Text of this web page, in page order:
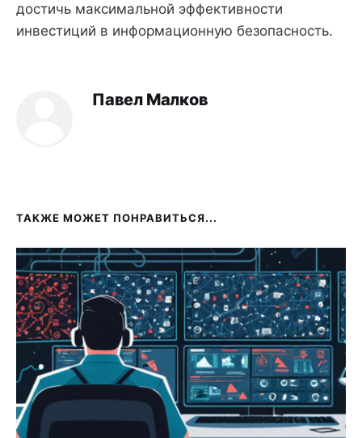
достичь максимальной эффективности
инвестиций в информационную безопасность.
Павел Малков
ТАКЖЕ МОЖЕТ ПОНРАВИТЬСЯ...